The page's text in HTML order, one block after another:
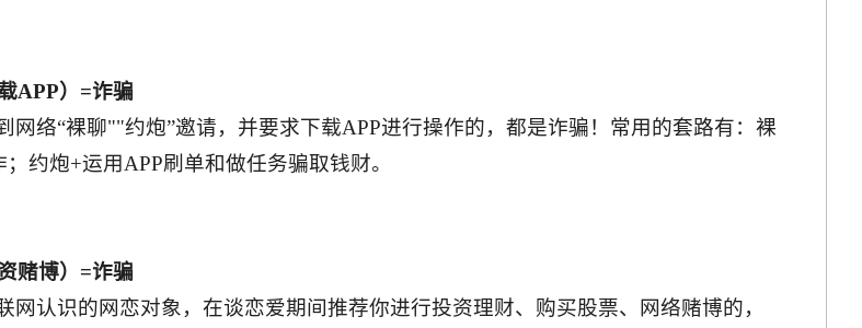
APP）=诈骗
网络“裸聊""约炮”邀请，并要求下载APP进行操作的，都是诈骗！常用的套路有：裸
约炮+运用APP刷单和做任务骗取钱财。
赌博）=诈骗
网认识的网恋对象，在谈恋爱期间推荐你进行投资理财、购买股票、网络赌博的，